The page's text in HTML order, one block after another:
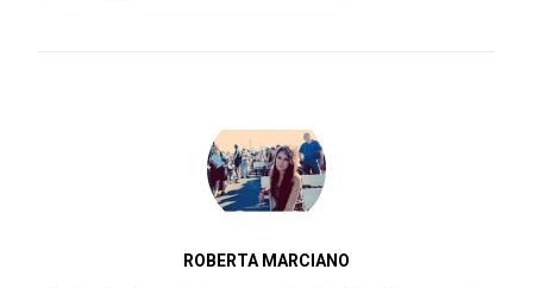
ROBERTA MARCIANO